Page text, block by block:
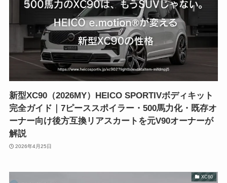
新型XC90（2026MY）HEICO SPORTIVボディキット
完全ガイド｜7ピーススポイラー・500馬力化・既存オ
ーナー向け後方互換リアスカートを元V90オーナーが
解説
2026年4月25日
XC60